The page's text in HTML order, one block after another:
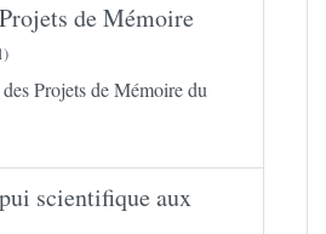
de Mémoire
Projets de Mémoire du
scientifique aux